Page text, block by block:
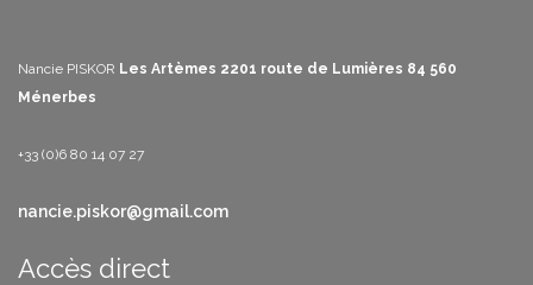
Nancie PISKOR Les Artèmes 2201 route de Lumières 84 560
Ménerbes
+33 (0)6 80 14 07 27
nancie.piskor@gmail.com
Accès direct